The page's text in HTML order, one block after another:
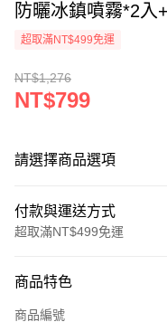
防曬冰鎮噴霧*2入
超取滿NT$499免運
NT$1,276
NT$799
請選擇商品選項
付款與運送方式
超取滿NT$499免運
信用卡一次付款
商品特色
商品編號